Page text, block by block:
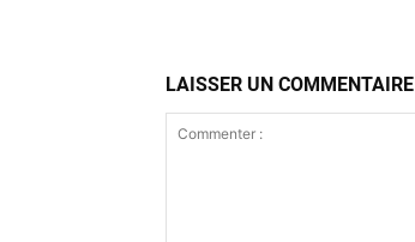
LAISSER UN COMMENTAIRE